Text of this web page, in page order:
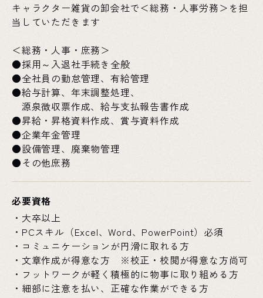
キャラクター雑貨の卸会社で＜総務・人事労務＞を担
当していただきます
＜総務・人事・庶務＞
●採用～入退社手続き全般
●全社員の勤怠管理、有給管理
●給与計算、年末調整処理、
源泉徴収票作成、給与支払報告書作成
●昇給・昇格資料作成、賞与資料作成
●企業年金管理
●設備管理、廃棄物管理
●その他庶務
必要資格
・大卒以上
・PCスキル（Excel、Word、PowerPoint）必須
・コミュニケーションが円滑に取れる方
・文章作成が得意な方 ※校正・校閲が得意な方尚可
・フットワークが軽く積極的に物事に取り組める方
・細部に注意を払い、正確な作業ができる方